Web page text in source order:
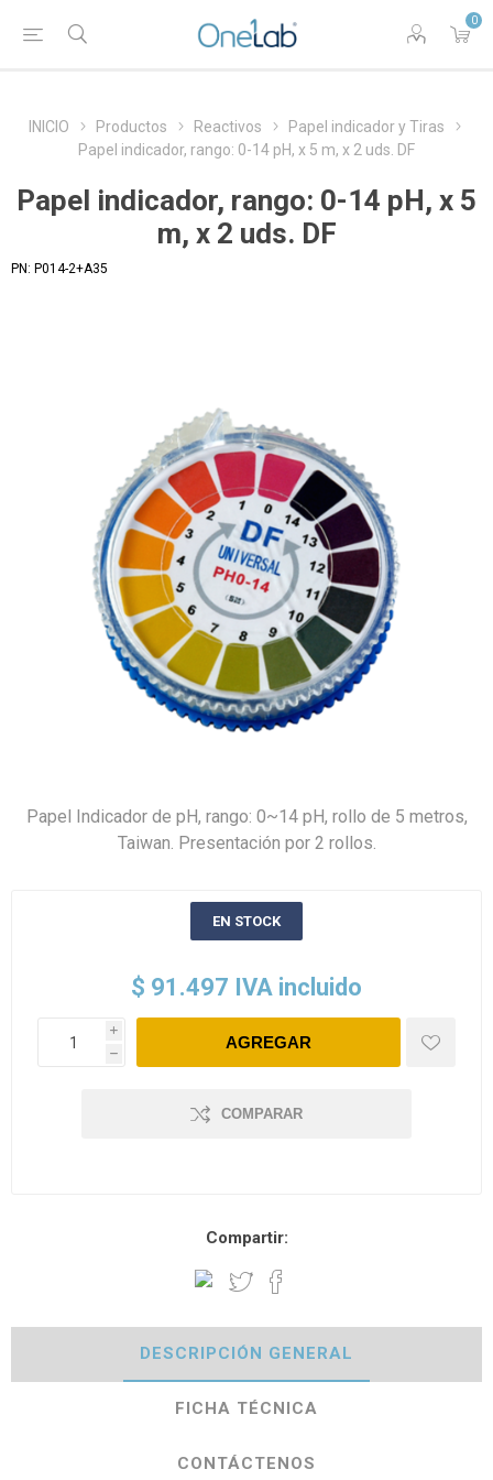
0
INICIO Productos Reactivos
Papel indicador y Tiras
Papel indicador, rango: 0-14 pH, x 5 m, x 2 uds. DF
Papel indicador, rango: 0-14 pH, x 5
m, x 2 uds. DF
PN: P014-2+A35
Papel Indicador de pH, rango: 0~14 pH, rollo de 5 metros,
Taiwan. Presentación por 2 rollos.
EN STOCK
$ 91.497 IVA incluido
i
h
COMPARAR
Compartir:
DESCRIPCIÓN GENERAL
FICHA TÉCNICA
CONTÁCTENOS